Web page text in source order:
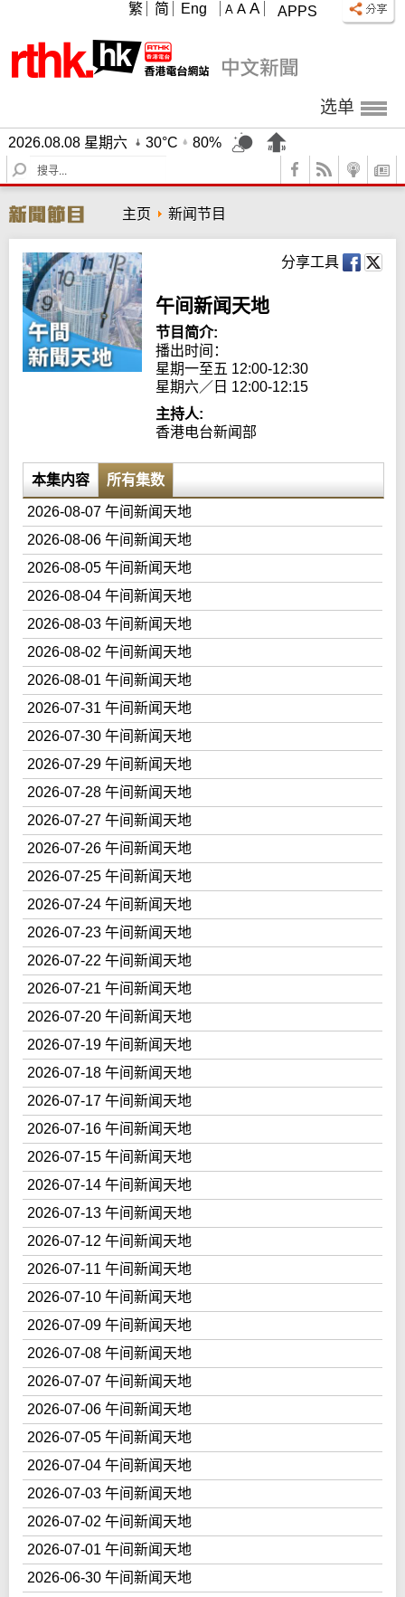
APPS
A A A
繁 简 Eng
选单
2026.08.08 星期六 30°C
80%
S
e
r
c
h
主页 新闻节目
分享工具
午间新闻天地
节目简介:
播出时间：
星期一至五 12:00-12:30
星期六／日 12:00-12:15
主持人:
香港电台新闻部
本集内容 所有集数
2026-08-07 午间新闻天地
2026-08-06 午间新闻天地
2026-08-05 午间新闻天地
2026-08-04 午间新闻天地
2026-08-03 午间新闻天地
2026-08-02 午间新闻天地
2026-08-01 午间新闻天地
2026-07-31 午间新闻天地
2026-07-30 午间新闻天地
2026-07-29 午间新闻天地
2026-07-28 午间新闻天地
2026-07-27 午间新闻天地
2026-07-26 午间新闻天地
2026-07-25 午间新闻天地
2026-07-24 午间新闻天地
2026-07-23 午间新闻天地
2026-07-22 午间新闻天地
2026-07-21 午间新闻天地
2026-07-20 午间新闻天地
2026-07-19 午间新闻天地
2026-07-18 午间新闻天地
2026-07-17 午间新闻天地
2026-07-16 午间新闻天地
2026-07-15 午间新闻天地
2026-07-14 午间新闻天地
2026-07-13 午间新闻天地
2026-07-12 午间新闻天地
2026-07-11 午间新闻天地
2026-07-10 午间新闻天地
2026-07-09 午间新闻天地
2026-07-08 午间新闻天地
2026-07-07 午间新闻天地
2026-07-06 午间新闻天地
2026-07-05 午间新闻天地
2026-07-04 午间新闻天地
2026-07-03 午间新闻天地
2026-07-02 午间新闻天地
2026-07-01 午间新闻天地
2026-06-30 午间新闻天地